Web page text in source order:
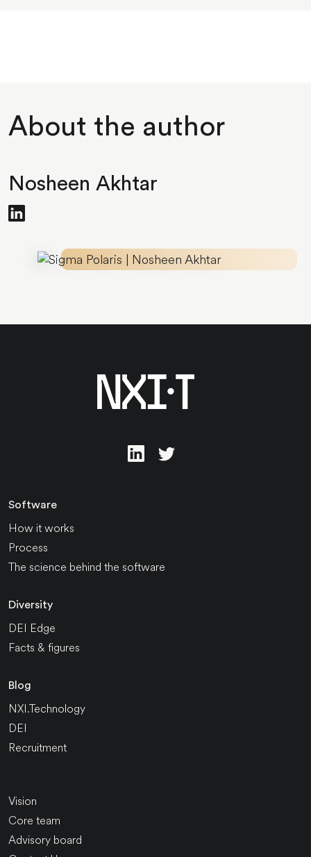
About the author
Nosheen Akhtar
Software
How it works
Process
The science behind the software
Diversity
DEI Edge
Facts & figures
Blog
NXI.Technology
DEI
Recruitment
Vision
Core team
Advisory board